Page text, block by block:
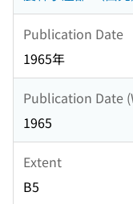
Publication Date
1965年
Publication Date
1965
Extent
B5